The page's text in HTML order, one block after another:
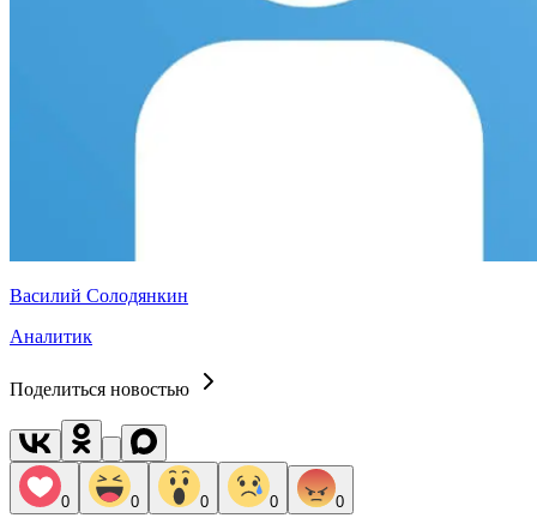
Василий Солодянкин
Аналитик
Поделиться новостью
0 0 0 0 0